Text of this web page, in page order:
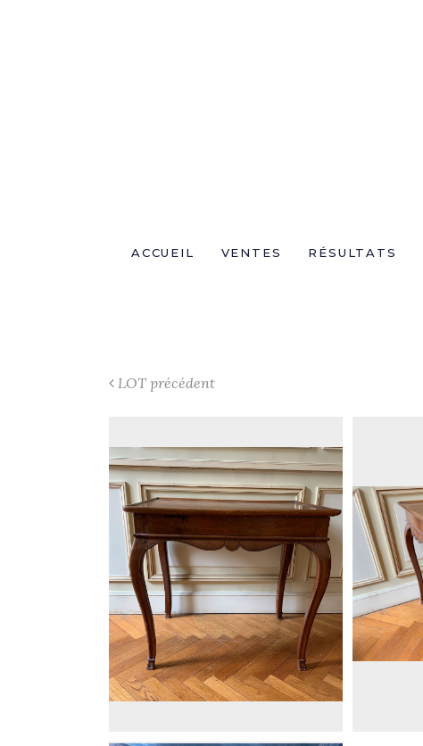
ACCUEIL VENTES RÉSULTATS
LOT précédent